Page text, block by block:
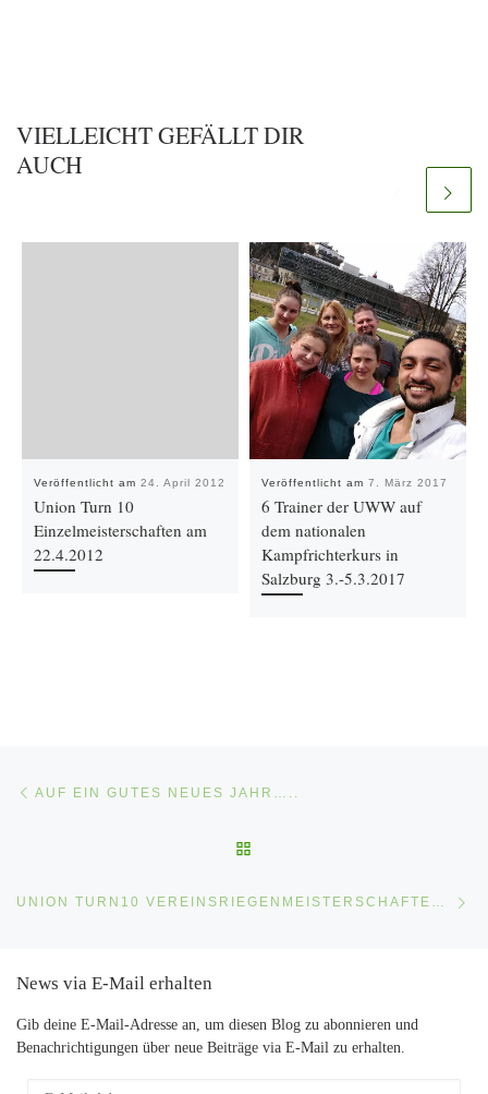
VIELLEICHT GEFÄLLT DIR
AUCH
Veröffentlicht am 24. April 2012
Union Turn 10
Einzelmeisterschaften am
22.4.2012
Veröffentlicht am 7. März 2017
6 Trainer der UWW auf
dem nationalen
Kampfrichterkurs in
Salzburg 3.-5.3.2017
Beitragsnavigation
AUF EIN GUTES NEUES JAHR…..
UNION TURN10 VEREINSRIEGENMEISTERSCHAFTEN 4.3.2012
News via E-Mail erhalten
Gib deine E-Mail-Adresse an, um diesen Blog zu abonnieren und
Benachrichtigungen über neue Beiträge via E-Mail zu erhalten.